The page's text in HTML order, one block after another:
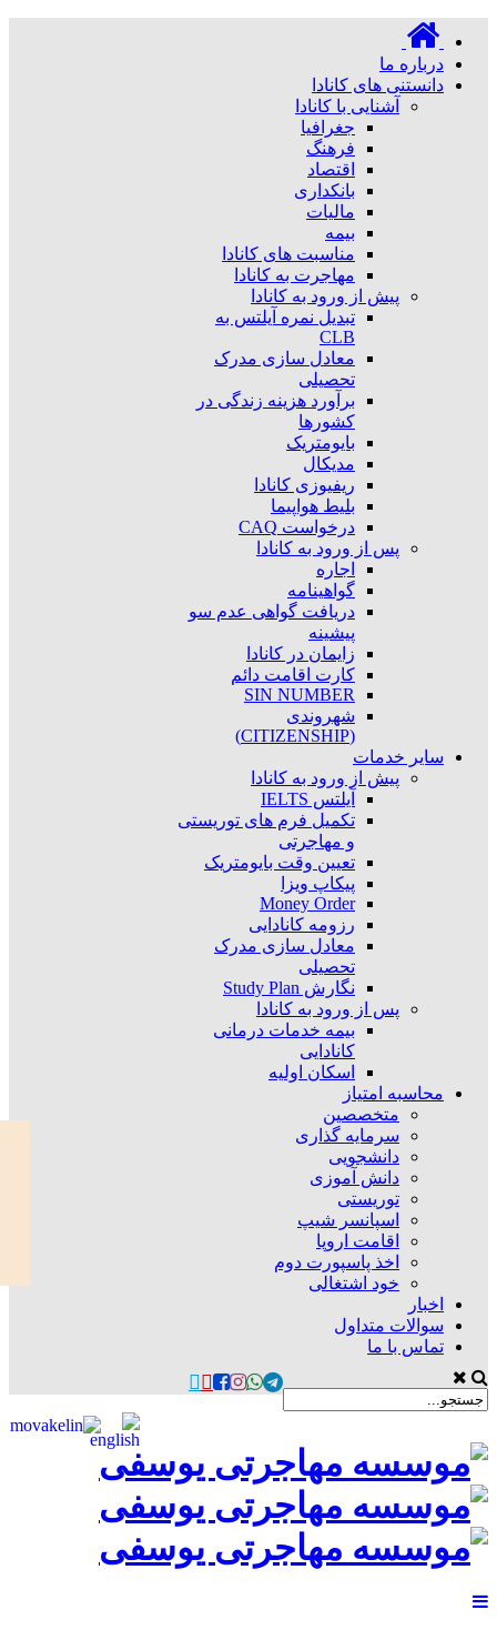
درباره ما
دانستنی های کانادا
آشنایی با کانادا
جغرافیا
فرهنگ
اقتصاد
بانکداری
مالیات
بیمه
مناسبت های کانادا
مهاجرت به کانادا
پیش از ورود به کانادا
تبدیل نمره آیلتس به
CLB
معادل سازی مدرک
تحصیلی
برآورد هزینه زندگی در
کشورها
بایومتریک
مدیکال
ریفیوزی کانادا
بلیط هواپیما
درخواست CAQ
پس از ورود به کانادا
اجاره
گواهینامه
دریافت گواهی عدم سو
پیشینه
زایمان در کانادا
کارت اقامت دائم
SIN NUMBER
شهروندی
(CITIZENSHIP)
سایر خدمات
پیش از ورود به کانادا
آیلتس IELTS
تکمیل فرم های توریستی
و مهاجرتی
تعیین وقت بایومتریک
پیکاپ ویزا
Money Order
رزومه کانادایی
معادل سازی مدرک
تحصیلی
نگارش Study Plan
پس از ورود به کانادا
بیمه خدمات درمانی
کانادایی
اسکان اولیه
محاسبه امتیاز
متخصصین
سرمایه گذاری
دانشجویی
دانش آموزی
توریستی
اسپانسر شیپ
اقامت اروپا
اخذ پاسپورت دوم
خود اشتغالی
اخبار
سوالات متداول
تماس با ما